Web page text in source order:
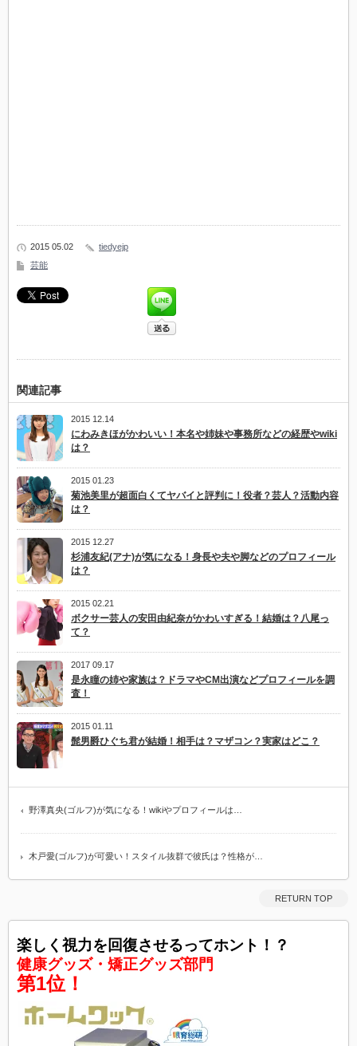
2015 05.02
tiedyejp
芸能
関連記事
2015 12.14
にわみきほがかわいい！本名や姉妹や事務所などの経歴やwiki
は？
2015 01.23
菊池美里が超面白くてヤバイと評判に！役者？芸人？活動内容
は？
2015 12.27
杉浦友紀(アナ)が気になる！身長や夫や脚などのプロフィール
は？
2015 02.21
ボクサー芸人の安田由紀奈がかわいすぎる！結婚は？八尾っ
て？
2017 09.17
是永瞳の姉や家族は？ドラマやCM出演などプロフィールを調
査！
2015 01.11
髭男爵ひぐち君が結婚！相手は？マザコン？実家はどこ？
野澤真央(ゴルフ)が気になる！wikiやプロフィールは…
木戸愛(ゴルフ)が可愛い！スタイル抜群で彼氏は？性格が…
RETURN TOP
楽しく視力を回復させるってホント！？
健康グッズ・矯正グッズ部門
第1位！